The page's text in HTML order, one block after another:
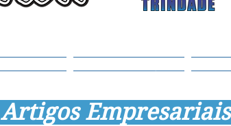
Artigos Empresariais